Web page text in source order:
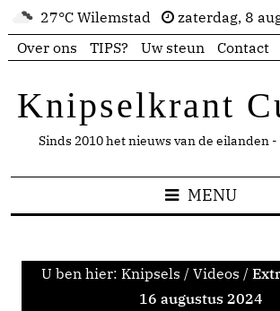
27°C Wilemstad
zaterdag, 8
Over ons
TIPS? Uw steun Contact
Knipselkrant
Sinds 2010 het nieuws van de eilanden
MENU
U ben hier: Knipsels / Videos /
16 augustus 2024